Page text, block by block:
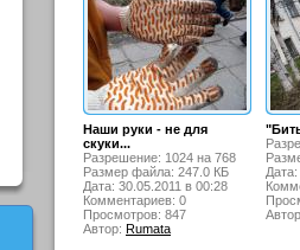
Наши руки - не для
скуки...
Разрешение: 1024 на 768
Размер файла: 247.0 КБ
Дата: 30.05.2011 в 00:28
Комментариев: 0
Просмотров: 847
Автор: Rumata